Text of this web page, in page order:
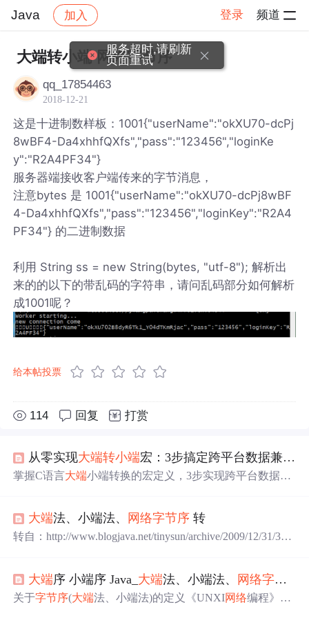
Java 加入 登录 频道
社区 Java 帖子详情
大端转小端 网络字节序
qq_17854463
2018-12-21
这是十进制数样板：1001{"userName":"okXU70-dcPj
8wBF4-Da4xhhfQXfs","pass":"123456","loginKe
y":"R2A4PF34"}
服务器端接收客户端传来的字节消息，
注意bytes 是 1001{"userName":"okXU70-dcPj8wBF
4-Da4xhhfQXfs","pass":"123456","loginKey":"R2A4
PF34"} 的二进制数据
利用 String ss = new String(bytes, "utf-8"); 解析出
来的的以下的带乱码的字符串，请问乱码部分如何解析
成1001呢？
给本帖投票
114 回复 打赏
从零实现大端转小端宏：3步搞定跨平台数据兼容性问题
掌握C语言大端小端转换的宏定义，3步实现跨平台数据兼
大端法、小端法、 网络字节序 转
转自：http://www.blogjava.net/tinysun/archive/2009/12/31/307
值的哪一端(小端或大端)存储在该值的起始地址。小端存
在起始地址，即是小端字节序；大端
存在起始地址，即是
大端序 小端序 Java_ 大端法、小端法、 网络字节序
关于字节序(大端法、小端法)的定义《UNXI网络编程》定
服务超时,请刷新
页面重试